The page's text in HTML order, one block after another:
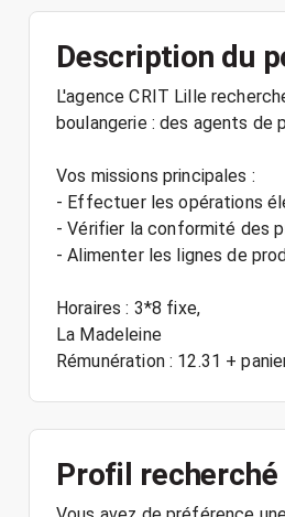
Description du
L'agence CRIT Lille
boulangerie : des agents de
Vos missions principales :
- Effectuer les opérations
- Vérifier la conformité des
- Alimenter les lignes de
Horaires : 3*8 fixe,
La Madeleine
Rémunération : 12.31 +
Profil recherché